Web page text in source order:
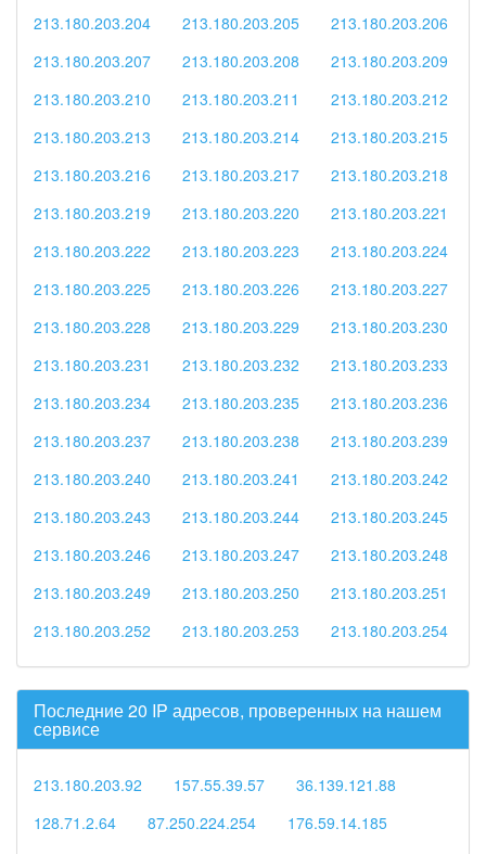
213.180.203.204
213.180.203.205
213.180.203.206
213.180.203.207
213.180.203.208
213.180.203.209
213.180.203.210
213.180.203.211
213.180.203.212
213.180.203.213
213.180.203.214
213.180.203.215
213.180.203.216
213.180.203.217
213.180.203.218
213.180.203.219
213.180.203.220
213.180.203.221
213.180.203.222
213.180.203.223
213.180.203.224
213.180.203.225
213.180.203.226
213.180.203.227
213.180.203.228
213.180.203.229
213.180.203.230
213.180.203.231
213.180.203.232
213.180.203.233
213.180.203.234
213.180.203.235
213.180.203.236
213.180.203.237
213.180.203.238
213.180.203.239
213.180.203.240
213.180.203.241
213.180.203.242
213.180.203.243
213.180.203.244
213.180.203.245
213.180.203.246
213.180.203.247
213.180.203.248
213.180.203.249
213.180.203.250
213.180.203.251
213.180.203.252
213.180.203.253 213.180.203.254
Последние 20 IP адресов, проверенных на нашем
сервисе
213.180.203.92 157.55.39.57
36.139.121.88
128.71.2.64
87.250.224.254
176.59.14.185